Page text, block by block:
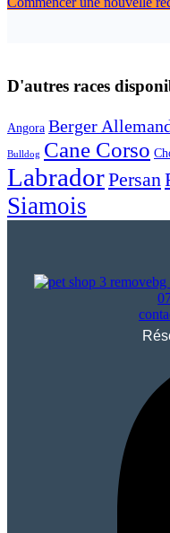
D'autres races
Angora Berger
Bulldog Cane Corso
LabradorPersan
Siamois